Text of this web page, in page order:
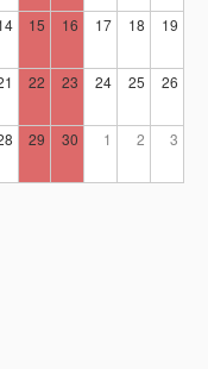
15 16 17 18 19
22 23 24 25 26
29 30 1 2 3